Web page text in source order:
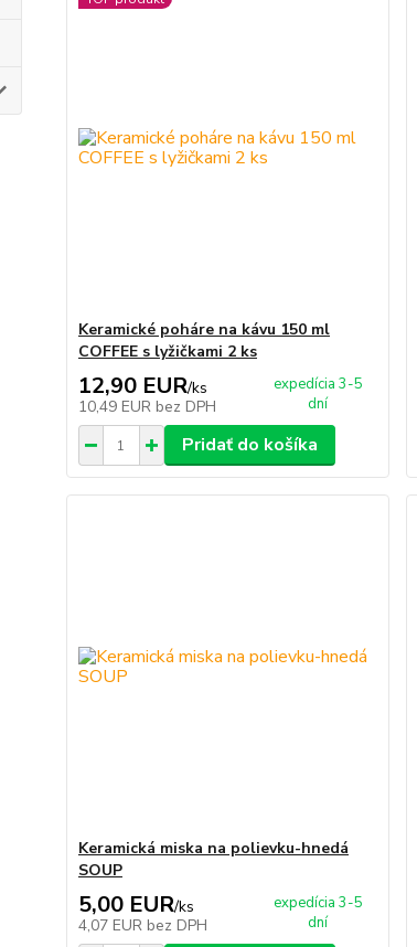
Keramické poháre na kávu 150 ml
COFFEE s lyžičkami 2 ks
12,90 EUR/ks
10,49 EUR bez DPH
expedícia 3-5
dní
Pridať do košíka
Keramická miska na polievku-hnedá
SOUP
5,00 EUR/ks
4,07 EUR bez DPH
expedícia 3-5
dní